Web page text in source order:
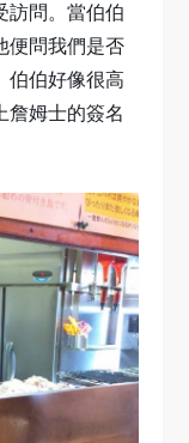
訪問。當伯伯
便問我們是否
伯伯好像很高
詹姆士的簽名